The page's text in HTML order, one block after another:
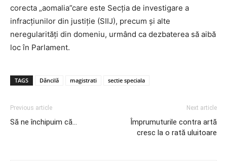
corecta „aomalia”care este Secția de investigare a
infracțiunilor din justiție (SIIJ), precum și alte
neregularități din domeniu, urmând ca dezbaterea să aibă
loc în Parlament.
TAGS Dăncilă magistrati sectie speciala
Previous article
Să ne închipuim că…
Next article
Împrumuturile contra artă
cresc la o rată uluitoare